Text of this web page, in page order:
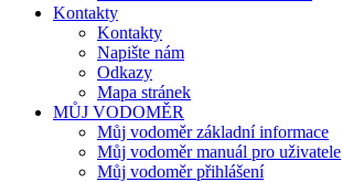
Kontakty
Kontakty
Napište nám
Odkazy
Mapa stránek
MŮJ VODOMĚR
Můj vodoměr základní informace
Můj vodoměr manuál pro uživatele
Můj vodoměr přihlášení